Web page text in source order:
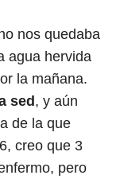
nos quedaba
agua hervida
la mañana.
sed , y aún
de la que
creo que 3
pero